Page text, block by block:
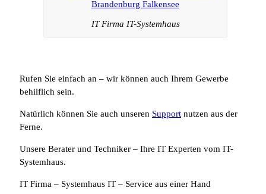
IT Firma IT-Systemhaus
Rufen Sie einfach an – wir können auch Ihrem Gewerbe
behilflich sein.
Natürlich können Sie auch unseren Support nutzen aus der
Ferne.
Unsere Berater und Techniker – Ihre IT Experten vom IT-
Systemhaus.
IT Firma – Systemhaus IT – Service aus einer Hand